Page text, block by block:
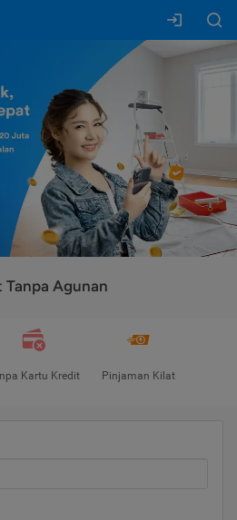
Tanpa Agunan
Kartu Kredit Pinjaman Kilat